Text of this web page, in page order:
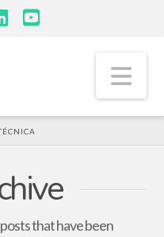
that have been